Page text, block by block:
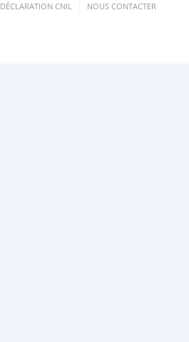
DÉCLARATION CNIL NOUS CONTACTER